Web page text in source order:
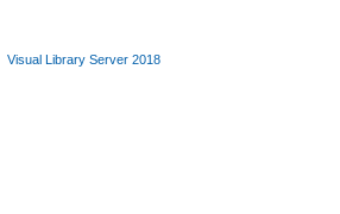
Visual Library Server 2018